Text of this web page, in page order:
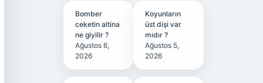
Bomber
ceketin altina
ne giyilir ?
Ağustos 6,
2026
Koyunların
üst dişi var
mıdır ?
Ağustos 5,
2026